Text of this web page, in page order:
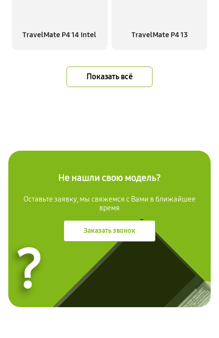
TravelMate P4 14 Intel TravelMate P4 13
Показать всё
Не нашли свою модель?
Оставьте заявку, мы свяжемся с Вами в ближайшее
время
Заказать звонок
?